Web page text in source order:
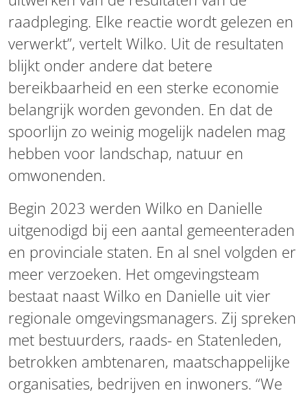
raadpleging. Elke reactie wordt gelezen en
verwerkt”, vertelt Wilko. Uit de resultaten
blijkt onder andere dat betere
bereikbaarheid en een sterke economie
belangrijk worden gevonden. En dat de
spoorlijn zo weinig mogelijk nadelen mag
hebben voor landschap, natuur en
omwonenden.
Begin 2023 werden Wilko en Danielle
uitgenodigd bij een aantal gemeenteraden
en provinciale staten. En al snel volgden er
meer verzoeken. Het omgevingsteam
bestaat naast Wilko en Danielle uit vier
regionale omgevingsmanagers. Zij spreken
met bestuurders, raads- en Statenleden,
betrokken ambtenaren, maatschappelijke
organisaties, bedrijven en inwoners. “We